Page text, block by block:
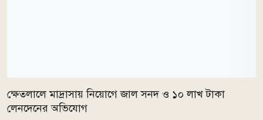
ক্ষেতলালে মাদ্রাসায় নিয়োগে জাল সনদ ও ১০ লাখ টাকা
লেনদেনের অভিযোগ